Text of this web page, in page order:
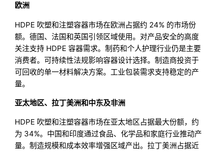
欧洲
HDPE 吹塑和注塑容器市场在欧洲占据约 24% 的市场份
额。德国、法国和英国引领区域使用。对产品安全的高度
关注支持 HDPE 容器需求。制药和个人护理行业仍是主要
消费者。可持续性法规影响容器设计选择。制造商投资于
可回收的单一材料解决方案。工业包装需求支持稳定的产
量。
亚太地区、拉丁美洲和中东及非洲
HDPE 吹塑和注塑容器市场在亚太地区占据最大份额，约
为 34%。中国和印度通过食品、化学品和家庭行业推动产
量。制造规模和成本效率增强区域产出。拉丁美洲占据近